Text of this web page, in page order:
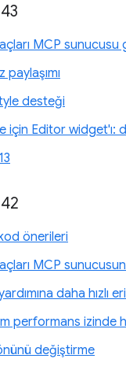
MCP sunucusu
paylaşımı
desteği
için Editor widget'ı:
önerileri
MCP
daha hızlı
performans izinde
değiştirme